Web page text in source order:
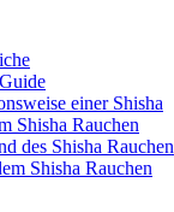
einer Shisha
Shisha Rauchen
des Shisha Rauchen
Shisha Rauchen